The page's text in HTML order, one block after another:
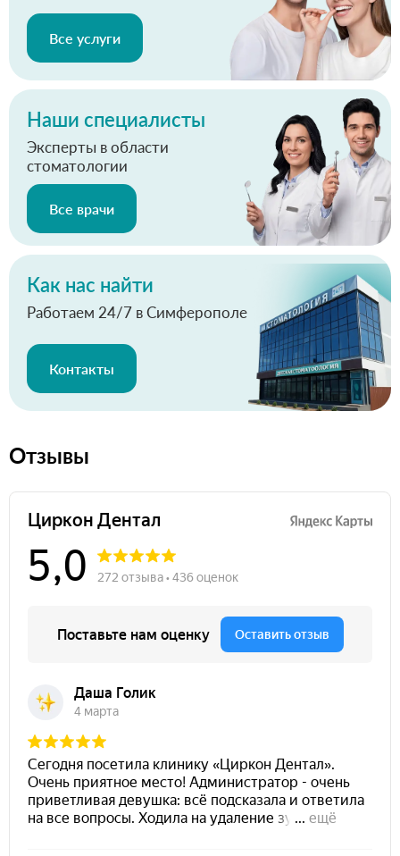
Все услуги
Наши специалисты
Эксперты в области
стоматологии
Все врачи
Как нас найти
Работаем 24/7 в Симферополе
Контакты
Отзывы